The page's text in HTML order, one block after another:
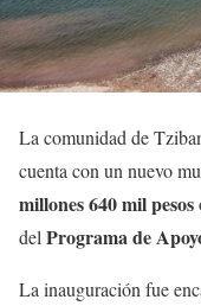
La comunidad de
cuenta con un nuevo
millones 640 mil pesos
del Programa de
La inauguración fue